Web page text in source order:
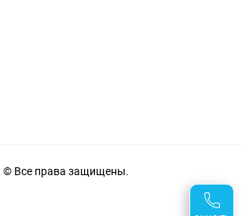
© Все права защищены.